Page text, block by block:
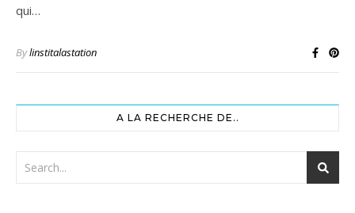
qui…
Bylinstitalastation
A LA RECHERCHE DE..